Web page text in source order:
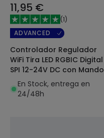
11,95 €
(1)
ADVANCED
Controlador Regulador
WiFi Tira LED RGBIC Digital
SPI 12-24V DC con Mando
En Stock, entrega en
24/48h